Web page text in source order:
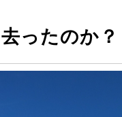
去ったのか